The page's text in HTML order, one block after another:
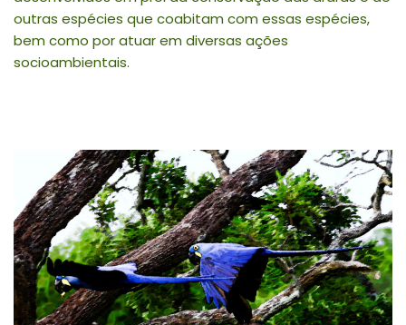
outras espécies que coabitam com essas espécies,
bem como por atuar em diversas ações
socioambientais.